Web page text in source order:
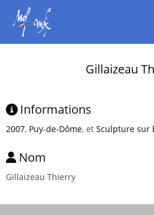
Gillaizeau
Informations
2007, Puy-de-Dôme, et Sculpture sur
Nom
Gillaizeau Thierry